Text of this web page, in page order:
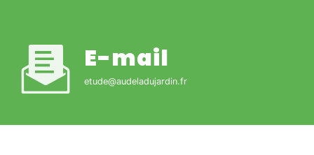
E-mail
etude@audeladujardin.fr